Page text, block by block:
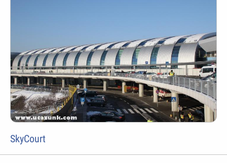
SkyCourt